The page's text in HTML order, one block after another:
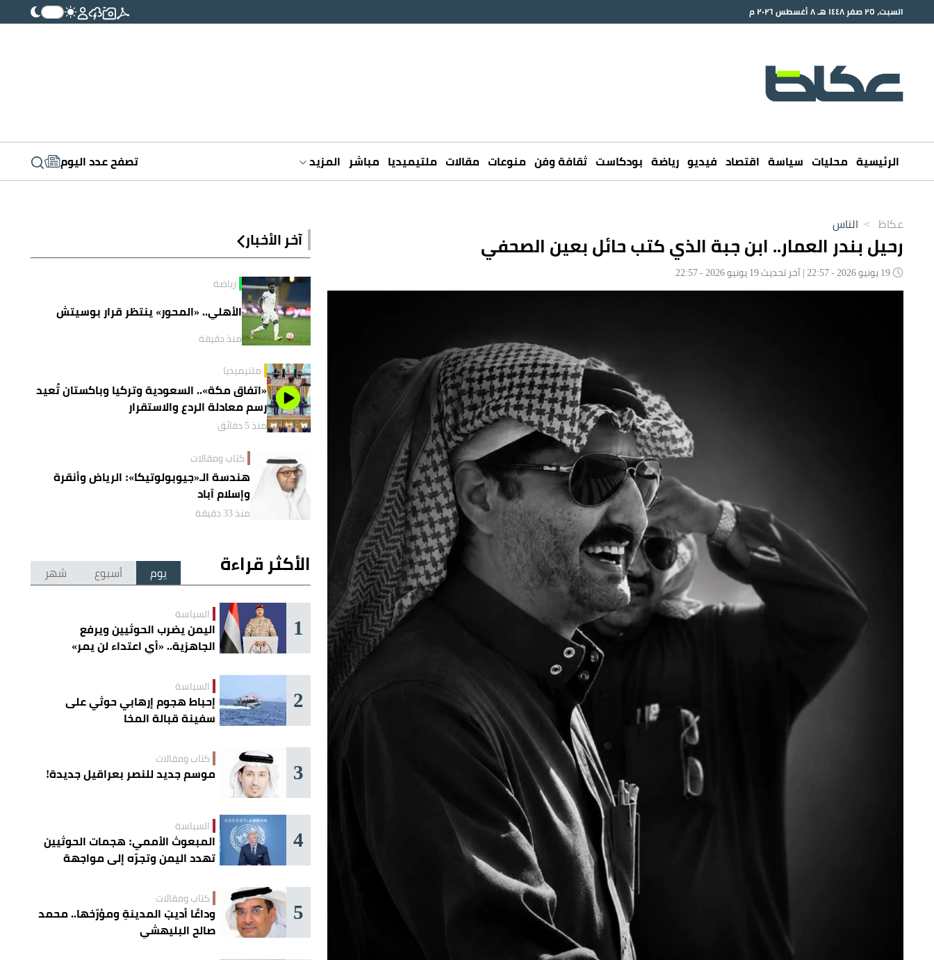
السبت، ٢٥ صفر ١٤٤٨ هـ ٨ أغسطس ٢٠٢٦ م
الرئيسية محليات سياسة اقتصاد فيديو رياضة بودكاست ثقافة وفن منوعات مقالات ملتيميديا مباشر المزيد تصفح عدد اليوم
عكاظ > الناس
رحيل بندر العمار.. ابن جبة الذي كتب حائل بعين الصحفي آخر الأخبار
رياضة
الأهلي.. «المحور» ينتظر قرار بوسيتش
منذ دقيقة
ملتيميديا
«اتفاق مكة».. السعودية وتركيا وباكستان تُعيد
رسم معادلة الردع والاستقرار
منذ 5 دقائق
كتاب ومقالات
هندسة الـ«جيوبولوتيكا»: الرياض وأنقرة
وإسلام آباد
منذ 33 دقيقة
الأكثر قراءة يوم أسبوع شهر
1 السياسة
اليمن يضرب الحوثيين ويرفع
الجاهزية.. «أي اعتداء لن يمر»
2 السياسة
إحباط هجوم إرهابي حوثي على
سفينة قبالة المخا
3 كتاب ومقالات
موسم جديد للنصر بعراقيل جديدة!
4 السياسة
المبعوث الأممي: هجمات الحوثيين
تهدد اليمن وتجرّه إلى مواجهة
5 كتاب ومقالات
وداعًا أديبَ المدينةِ ومؤرّخها.. محمد
صالح البليهشي